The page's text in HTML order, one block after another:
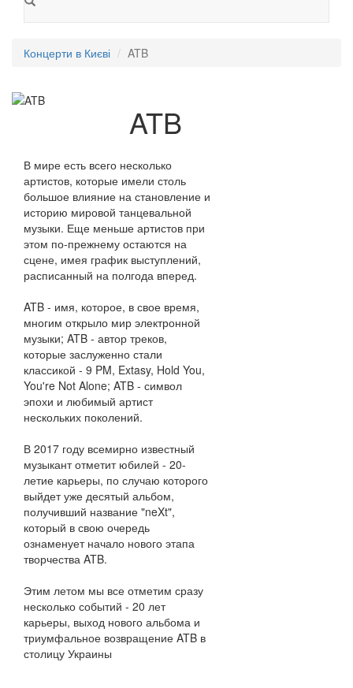
Концерти в Києві ATB
ATB
В мире есть всего несколько
артистов, которые имели столь
большое влияние на становление и
историю мировой танцевальной
музыки. Еще меньше артистов при
этом по-прежнему остаются на
сцене, имея график выступлений,
расписанный на полгода вперед.
ATB - имя, которое, в свое время,
многим открыло мир электронной
музыки; ATB - автор треков,
которые заслуженно стали
классикой - 9 PM, Extasy, Hold You,
You're Not Alone; ATB - символ
эпохи и любимый артист
нескольких поколений.
В 2017 году всемирно известный
музыкант отметит юбилей - 20-
летие карьеры, по случаю которого
выйдет уже десятый альбом,
получивший название "neXt",
который в свою очередь
ознаменует начало нового этапа
творчества ATB.
Этим летом мы все отметим сразу
несколько событий - 20 лет
карьеры, выход нового альбома и
триумфальное возвращение ATB в
столицу Украины